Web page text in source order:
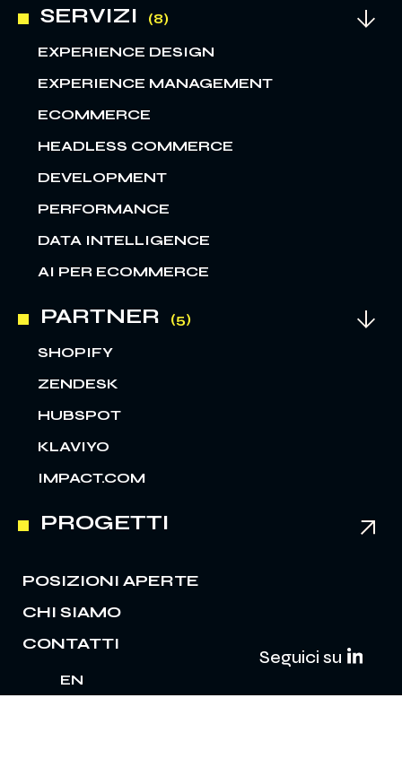
SERVIZI
EXPERIENCE DESIGN
EXPERIENCE MANAGEMENT
ECOMMERCE
HEADLESS COMMERCE
DEVELOPMENT
PERFORMANCE
DATA INTELLIGENCE
AI PER ECOMMERCE
PARTNER
SHOPIFY
ZENDESK
HUBSPOT
KLAVIYO
IMPACT.COM
PROGETTI
POSIZIONI APERTE
CHI SIAMO
CONTATTI
EN
Seguici su